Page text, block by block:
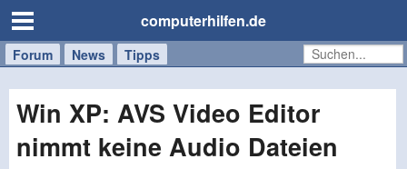
computerhilfen.de
Forum News Tipps
Handy
Tablet
Windows
Mac
Win XP: AVS Video Editor
nimmt keine Audio Dateien